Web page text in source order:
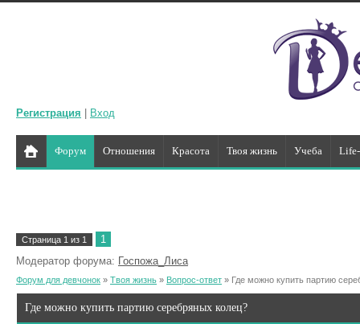
Регистрация Вход
Форум Отношения Красота Твоя жизнь Учеба
Страница 1 из 1
1
Модератор форума: Госпожа_Лиса
Форум для девчонок » Твоя жизнь » Вопрос-ответ » Где можно купить партию
Где можно купить партию серебряных колец?